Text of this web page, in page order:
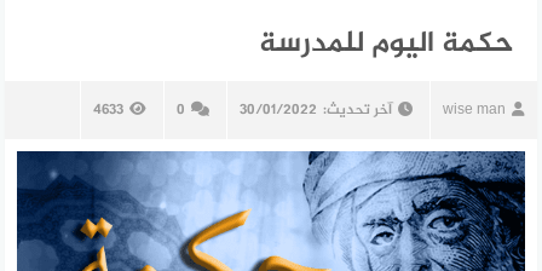
حكمة اليوم للمدرسة
wise man آخر تحديث: 30/01/2022
0
4633